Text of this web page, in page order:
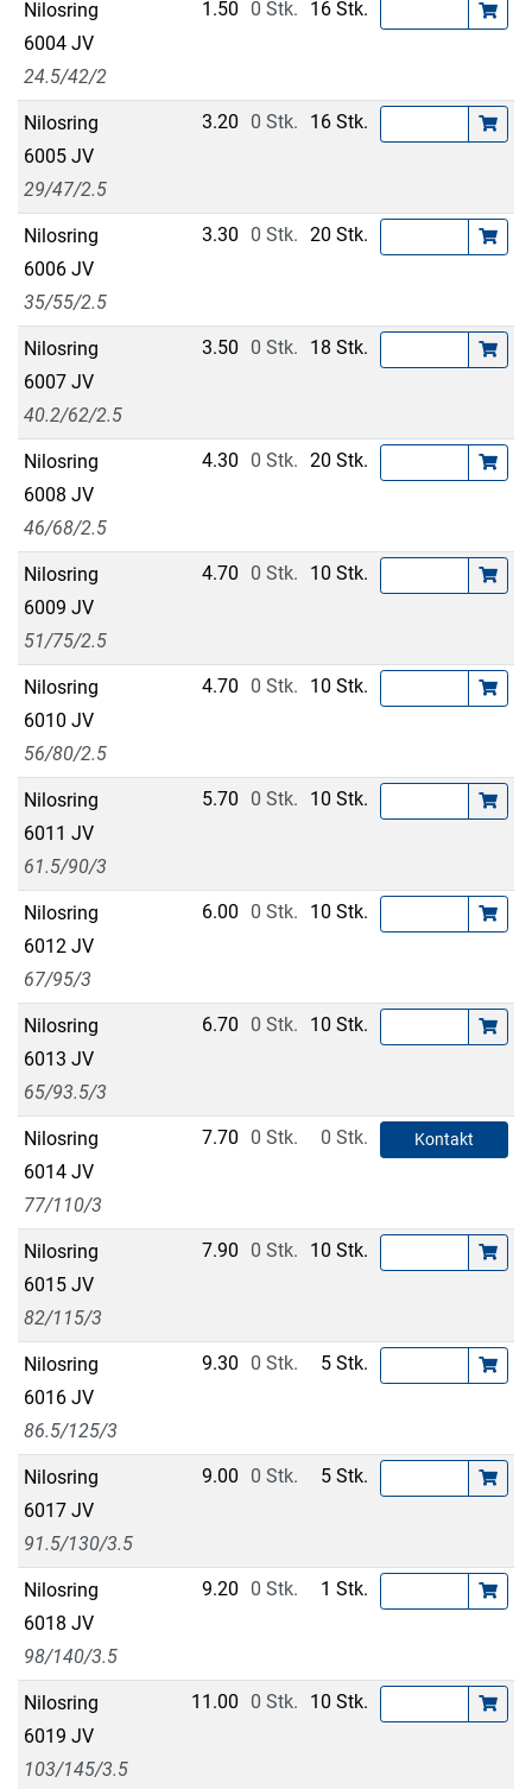
Nilosring
6004 JV
24.5/42/2
1.50 0 Stk. 16 Stk.
Nilosring
6005 JV
29/47/2.5
3.20 0 Stk. 16 Stk.
Nilosring
6006 JV
35/55/2.5
3.30 0 Stk. 20 Stk.
Nilosring
6007 JV
40.2/62/2.5
3.50 0 Stk. 18 Stk.
Nilosring
6008 JV
46/68/2.5
4.30 0 Stk. 20 Stk.
Nilosring
6009 JV
51/75/2.5
4.70 0 Stk. 10 Stk.
Nilosring
6010 JV
56/80/2.5
4.70 0 Stk. 10 Stk.
Nilosring
6011 JV
61.5/90/3
5.70 0 Stk. 10 Stk.
Nilosring
6012 JV
67/95/3
6.00 0 Stk. 10 Stk.
Nilosring
6013 JV
65/93.5/3
6.70 0 Stk. 10 Stk.
Nilosring
6014 JV
77/110/3
7.70 0 Stk. 0 Stk. Kontakt
Nilosring
6015 JV
82/115/3
7.90 0 Stk. 10 Stk.
Nilosring
6016 JV
86.5/125/3
9.30 0 Stk. 5 Stk.
Nilosring
6017 JV
91.5/130/3.5
9.00 0 Stk. 5 Stk.
Nilosring
6018 JV
98/140/3.5
9.20 0 Stk. 1 Stk.
Nilosring
6019 JV
103/145/3.5
11.00 0 Stk. 10 Stk.